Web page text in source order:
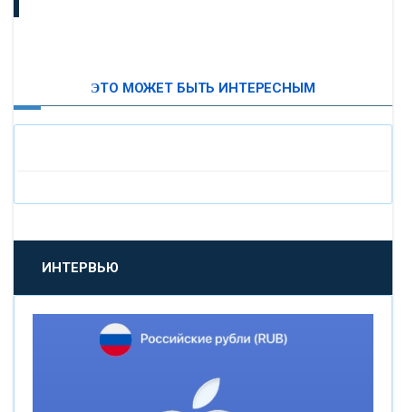
«БАНК САНКТ-ПЕТЕРБУРГ»
«ПРОМСВЯЗЬБАНК»
«НОВИКОМБАНК»
ЭТО МОЖЕТ БЫТЬ ИНТЕРЕСНЫМ
ИНТЕРВЬЮ